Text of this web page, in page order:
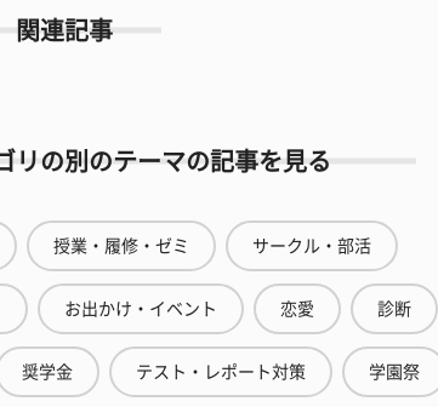
関連記事
リの別のテーマの記事を見る
授業・履修・ゼミ サークル・部活
お出かけ・イベント 恋愛 診断
奨学金 テスト・レポート対策 学園祭